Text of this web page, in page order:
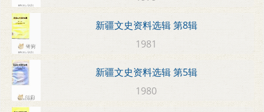
新疆文史资料选辑 第8辑
1981
新疆文史资料选辑 第5辑
1980